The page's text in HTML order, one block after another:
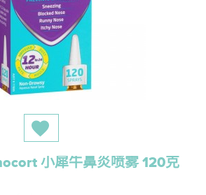
小犀牛鼻炎喷雾 120克